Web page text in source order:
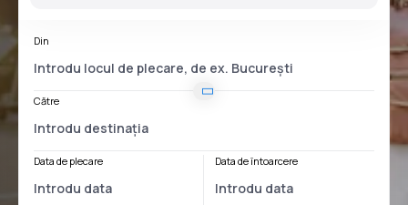
Din
Către
Data de plecare Data de întoarcere